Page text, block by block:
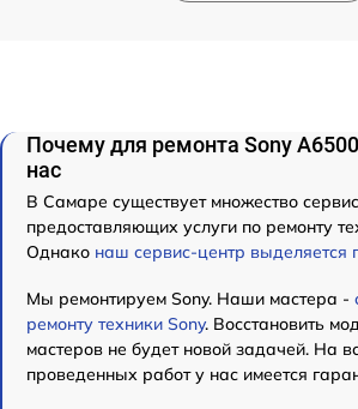
Почему для ремонта Sony
нас
В Самаре существует множество
предоставляющих услуги по ремонту
Однако наш сервис-центр выделяется
Мы ремонтируем Sony. Наши мастера -
ремонту техники Sony. Восстановить
мастеров не будет новой задачей. На
проведенных работ у нас имеется